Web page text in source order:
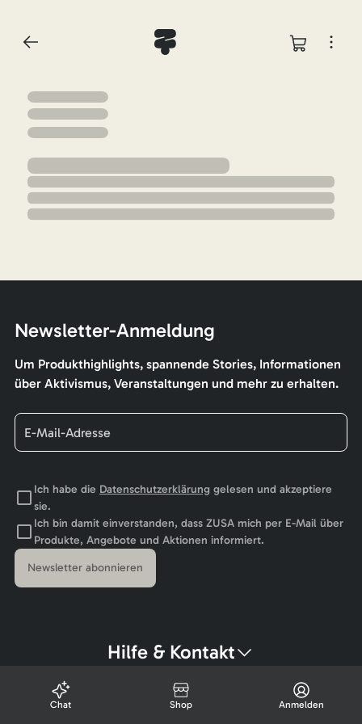
Newsletter-Anmeldung
Um Produkthighlights, spannende Stories, Informationen
über Aktivismus, Veranstaltungen und mehr zu erhalten.
Ich habe die Datenschutzerklärunggelesen und akzeptiere
sie.
Ich bin damit einverstanden, dass ZUSA mich per E-Mail über
Produkte, Angebote und Aktionen informiert.
Newsletter abonnieren
Hilfe & Kontakt
Chat Shop Anmelden